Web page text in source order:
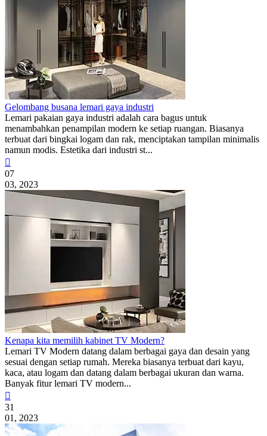
Gelombang busana lemari gaya industri
Lemari pakaian gaya industri adalah cara bagus untuk
menambahkan penampilan modern ke setiap ruangan. Biasanya
terbuat dari bingkai logam dan rak, menciptakan tampilan minimalis
namun modis. Estetika dari industri st...

07
03, 2023
Kenapa kita memilih kabinet TV Modern?
Lemari TV Modern datang dalam berbagai gaya dan desain yang
sesuai dengan setiap rumah. Mereka biasanya terbuat dari kayu,
kaca, atau logam dan datang dalam berbagai ukuran dan warna.
Banyak fitur lemari TV modern...

31
01, 2023